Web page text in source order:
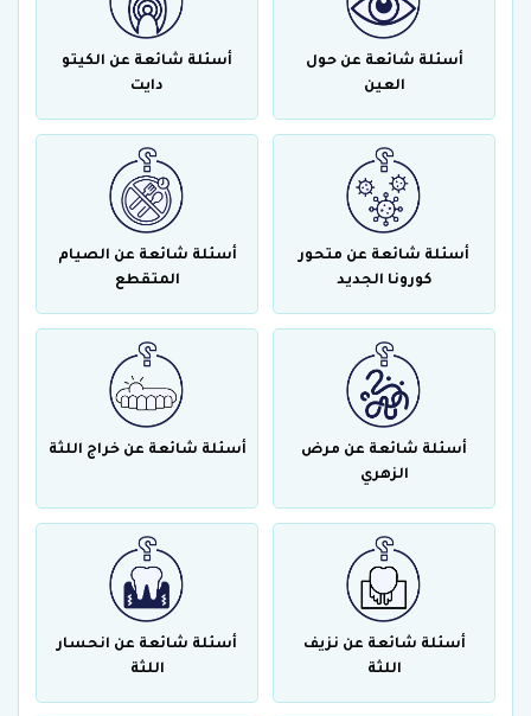
أسئلة شائعة عن حول
العين
أسئلة شائعة عن الكيتو
دايت
أسئلة شائعة عن متحور
كورونا الجديد
أسئلة شائعة عن الصيام
المتقطع
أسئلة شائعة عن مرض
الزهري
أسئلة شائعة عن خراج اللثة
أسئلة شائعة عن نزيف
اللثة
أسئلة شائعة عن انحسار
اللثة